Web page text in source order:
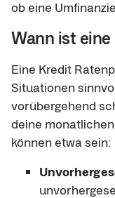
ob eine
Wann ist
Eine Kredit
Situationen
vorübergehend
deine
können etwa sein: